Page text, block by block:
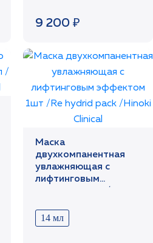
9 200 ₽
Маска
двухкомпанентная
увлажняющая с
лифтинговым
Clinical
14 мл